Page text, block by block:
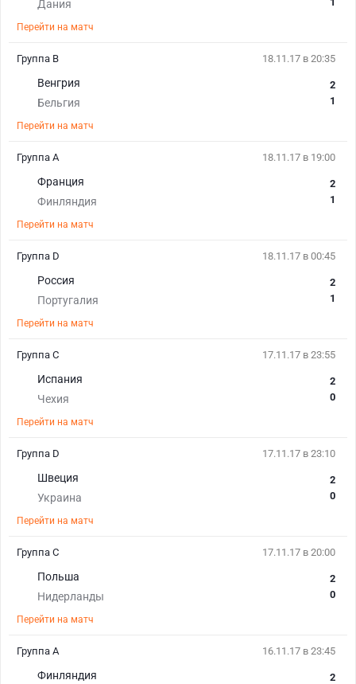
Дания
Перейти на матч
18.11.17 в 20:35
Венгрия
Бельгия
2
1
Перейти на матч
Группа B
18.11.17 в 19:00
Франция
Финляндия
2
1
Перейти на матч
Группа A
18.11.17 в 00:45
Россия
Португалия
2
1
Перейти на матч
Группа D
17.11.17 в 23:55
Испания
Чехия
2
0
Перейти на матч
Группа C
17.11.17 в 23:10
Швеция
Украина
2
0
Перейти на матч
Группа D
17.11.17 в 20:00
Польша
Нидерланды
2
0
Перейти на матч
Группа C
16.11.17 в 23:45
Финляндия
2
Группа A